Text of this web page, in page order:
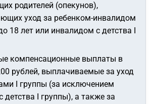
родителей (опекунов),
уход за ребенком-инвалидом
18 лет или инвалидом с детства I
компенсационные выплаты в
рублей, выплачиваемые за уход
I группы (за исключением
детства I группы), а также за